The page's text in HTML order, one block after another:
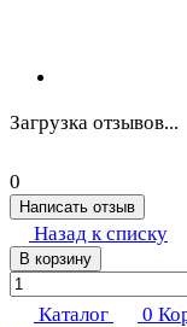
Загрузка отзывов...
0
Написать отзыв
Назад к списку
В корзину
Каталог 0